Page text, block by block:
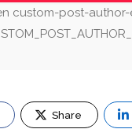
custom-post-
Share